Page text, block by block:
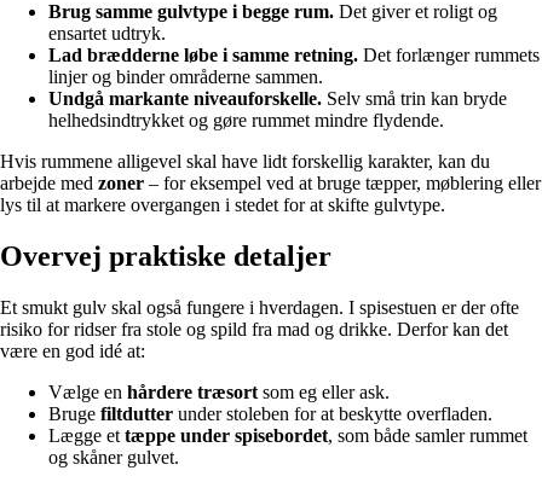
Brug samme gulvtype i begge rum. Det giver et roligt og
ensartet udtryk.
Lad brædderne løbe i samme retning. Det forlænger rummets
linjer og binder områderne sammen.
Undgå markante niveauforskelle. Selv små trin kan bryde
helhedsindtrykket og gøre rummet mindre flydende.
Hvis rummene alligevel skal have lidt forskellig karakter, kan du
arbejde med zoner – for eksempel ved at bruge tæpper, møblering eller
lys til at markere overgangen i stedet for at skifte gulvtype.
Overvej praktiske detaljer
Et smukt gulv skal også fungere i hverdagen. I spisestuen er der ofte
risiko for ridser fra stole og spild fra mad og drikke. Derfor kan det
være en god idé at:
Vælge en hårdere træsort som eg eller ask.
Bruge filtdutter under stoleben for at beskytte overfladen.
Lægge et tæppe under spisebordet, som både samler rummet
og skåner gulvet.